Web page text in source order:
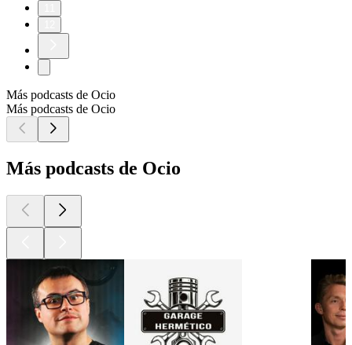
Más podcasts de Ocio
Más podcasts de Ocio
Más podcasts de Ocio